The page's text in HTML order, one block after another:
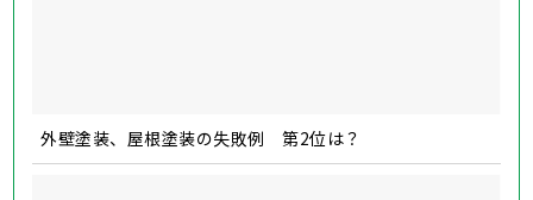
外壁塗装、屋根塗装の失敗例 第2位は？